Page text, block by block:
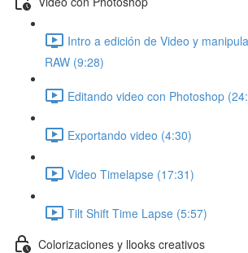
Intro a edición de Video y
RAW (9:28)
Editando video con Photoshop
Exportando video (4:30)
Video Timelapse (17:31)
Tilt Shift Time Lapse (5:57)
Colorizaciones y llooks creativos